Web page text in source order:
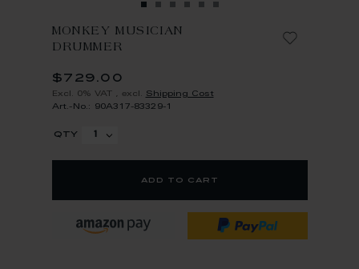
MONKEY MUSICIAN
DRUMMER
$729.00
Excl. 0% VAT excl. Shipping Cost
Art.-No.: 90A317-83329-1
qty
add to cart